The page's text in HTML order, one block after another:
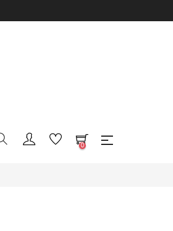
0